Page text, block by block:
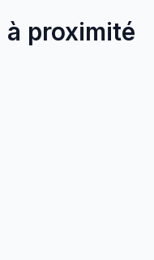
proximité